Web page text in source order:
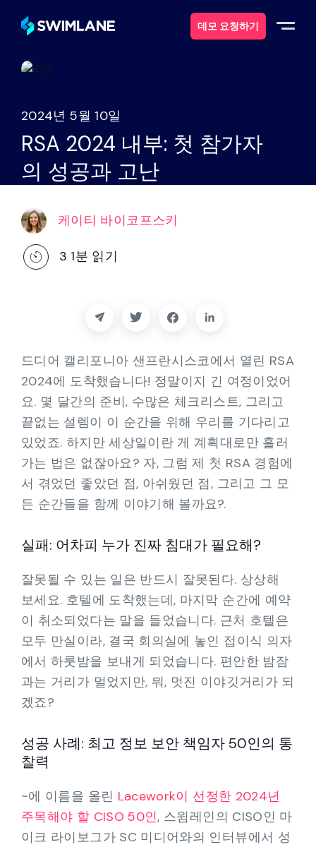
데모 요청하기
솔루션
제품
서비스
자원
연락하다
블로그
지원하다
한국어
데모 요청하기
2024년 5월 10일
RSA 2024 내부: 첫 참가자
의 성공과 고난
케이티 바이코프스키
3 1분 읽기
드디어 캘리포니아 샌프란시스코에서 열린 RSA
2024에 도착했습니다! 정말이지 긴 여정이었어
요. 몇 달간의 준비, 수많은 체크리스트, 그리고
끝없는 설렘이 이 순간을 위해 우리를 기다리고
있었죠. 하지만 세상일이란 게 계획대로만 흘러
가는 법은 없잖아요? 자, 그럼 제 첫 RSA 경험에
서 겪었던 좋았던 점, 아쉬웠던 점, 그리고 그 모
든 순간들을 함께 이야기해 볼까요?.
실패: 어차피 누가 진짜 침대가 필요해?
잘못될 수 있는 일은 반드시 잘못된다. 상상해
보세요. 호텔에 도착했는데, 마지막 순간에 예약
이 취소되었다는 말을 들었습니다. 근처 호텔은
모두 만실이라, 결국 회의실에 놓인 접이식 의자
에서 하룻밤을 보내게 되었습니다. 편안한 밤잠
과는 거리가 멀었지만, 뭐, 멋진 이야깃거리가 되
겠죠?
성공 사례: 최고 정보 보안 책임자 50인의 통
찰력
~에 이름을 올린 Lacework이 선정한 2024년
주목해야 할 CISO 50인, 스윔레인의 CISO인 마
이크 라이보그가 SC 미디어와의 인터뷰에서 성